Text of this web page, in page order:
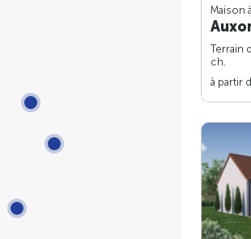
Maison à
Terrain
ch.
à partir